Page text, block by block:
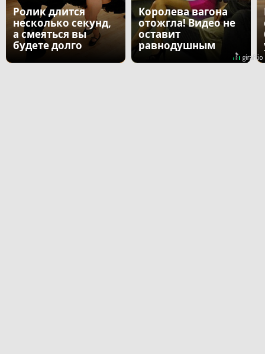
Ролик длится
несколько секунд,
а смеяться вы
будете долго
Королева вагона
отожгла! Видео не
оставит
равнодушным